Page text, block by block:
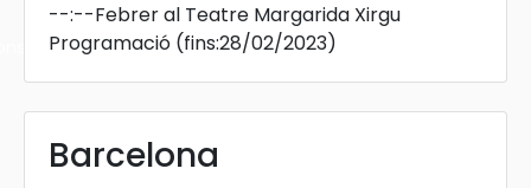
--:--Febrer al Teatre Margarida Xirgu
Programació (fins:28/02/2023)
Barcelona